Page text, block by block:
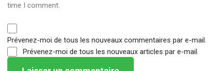
time I comment.
Prévenez-moi de tous les nouveaux commentaires par e-mail.
Prévenez-moi de tous les nouveaux articles par e-mail.